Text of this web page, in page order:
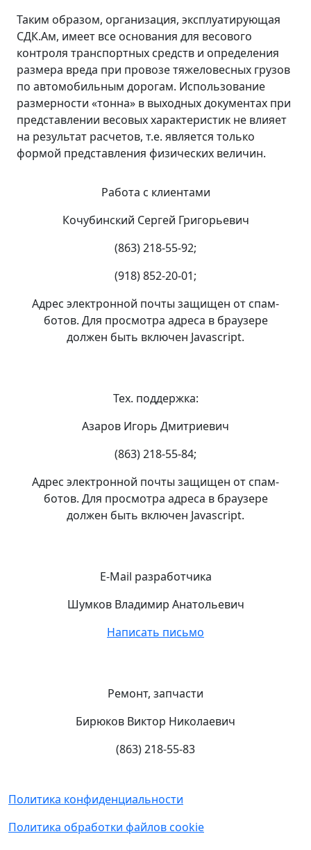
Таким образом, организация, эксплуатирующая
СДК.Ам, имеет все основания для весового
контроля транспортных средств и определения
размера вреда при провозе тяжеловесных грузов
по автомобильным дорогам. Использование
размерности «тонна» в выходных документах при
представлении весовых характеристик не влияет
на результат расчетов, т.е. является только
формой представления физических величин.
Работа с клиентами
Кочубинский Сергей Григорьевич
(863) 218-55-92;
(918) 852-20-01;
Адрес электронной почты защищен от спам-
ботов. Для просмотра адреса в браузере
должен быть включен Javascript.
Тех. поддержка:
Азаров Игорь Дмитриевич
(863) 218-55-84;
Адрес электронной почты защищен от спам-
ботов. Для просмотра адреса в браузере
должен быть включен Javascript.
E-Mail разработчика
Шумков Владимир Анатольевич
Написать письмо
Ремонт, запчасти
Бирюков Виктор Николаевич
(863) 218-55-83
Политика конфиденциальности
Политика обработки файлов cookie